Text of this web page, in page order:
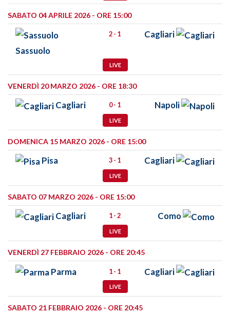
SABATO 04 APRILE 2026 - ORE 15:00
Sassuolo
2 - 1 Cagliari
LIVE
VENERDÌ 20 MARZO 2026 - ORE 18:30
Cagliari 0 - 1 Napoli
LIVE
DOMENICA 15 MARZO 2026 - ORE 15:00
Pisa 3 - 1 Cagliari
LIVE
SABATO 07 MARZO 2026 - ORE 15:00
Cagliari 1 - 2 Como
LIVE
VENERDÌ 27 FEBBRAIO 2026 - ORE 20:45
Parma 1 - 1 Cagliari
LIVE
SABATO 21 FEBBRAIO 2026 - ORE 20:45